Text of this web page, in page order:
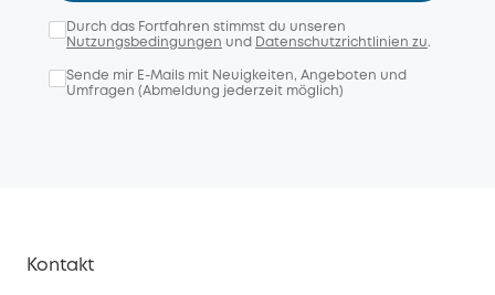
Durch das Fortfahren stimmst du unseren
Nutzungsbedingungen und Datenschutzrichtlinien zu.
Sende mir E-Mails mit Neuigkeiten, Angeboten und
Umfragen (Abmeldung jederzeit möglich)
Kontakt